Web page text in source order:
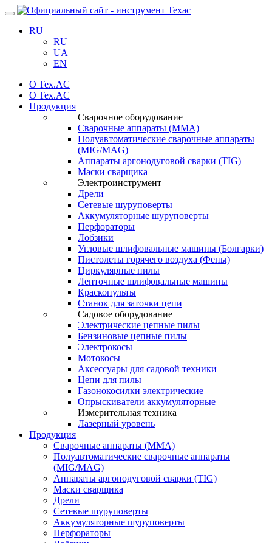
Навигация
RU
RU
UA
EN
О Tex.AC
О Tex.AC
Продукция
Сварочное оборудование
Сварочные аппараты (ММА)
Полуавтоматические сварочные аппараты
(MIG/MAG)
Аппараты аргонодуговой сварки (TIG)
Маски сварщика
Электроинструмент
Дрели
Сетевые шуруповерты
Аккумуляторные шуруповерты
Перфораторы
Лобзики
Угловые шлифовальные машины (Болгарки)
Пистолеты горячего воздуха (Фены)
Циркулярные пилы
Ленточные шлифовальные машины
Краскопульты
Станок для заточки цепи
Садовое оборудование
Электрические цепные пилы
Бензиновые цепные пилы
Электрокосы
Мотокосы
Аксессуары для садовой техники
Цепи для пилы
Газонокосилки электрические
Опрыскиватели аккумуляторные
Измерительная техника
Лазерный уровень
Продукция
Сварочные аппараты (ММА)
Полуавтоматические сварочные аппараты
(MIG/MAG)
Аппараты аргонодуговой сварки (TIG)
Маски сварщика
Дрели
Сетевые шуруповерты
Аккумуляторные шуруповерты
Перфораторы